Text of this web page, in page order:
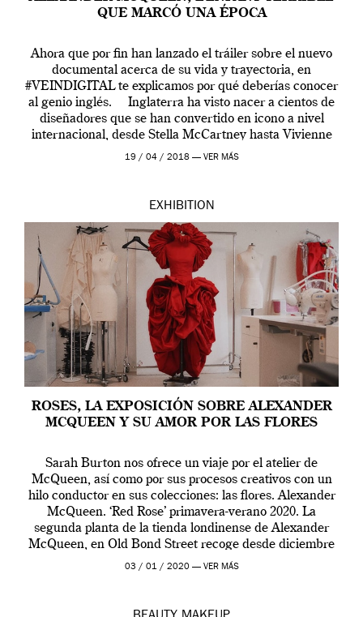
QUE MARCÓ UNA ÉPOCA
Ahora que por fin han lanzado el tráiler sobre el nuevo
documental acerca de su vida y trayectoria, en
#VEINDIGITAL te explicamos por qué deberías conocer
al genio inglés. Inglaterra ha visto nacer a cientos de
diseñadores que se han convertido en icono a nivel
internacional, desde Stella McCartney hasta Vivienne
Westwood pasando […]
19 / 04 / 2018 — VER MÁS
EXHIBITION
ROSES, LA EXPOSICIÓN SOBRE ALEXANDER
MCQUEEN Y SU AMOR POR LAS FLORES
Sarah Burton nos ofrece un viaje por el atelier de
McQueen, así como por sus procesos creativos con un
hilo conductor en sus colecciones: las flores. Alexander
McQueen. ‘Red Rose’ primavera-verano 2020. La
segunda planta de la tienda londinense de Alexander
McQueen, en Old Bond Street recoge desde diciembre
de 2019 hasta final de abril […]
03 / 01 / 2020 — VER MÁS